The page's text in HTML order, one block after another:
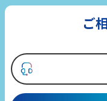
ご